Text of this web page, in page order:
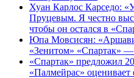
Хуан Карлос Карседо:
Пруцевым. Я честно
чтобы он остался в
Юпа Мовсисян:
«Зенитом» «Спартак» —
«Спартак» предложил
«Палмейрас»